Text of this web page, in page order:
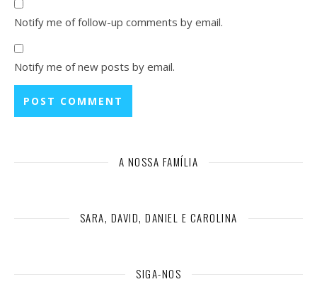
Notify me of follow-up comments by email.
Notify me of new posts by email.
A NOSSA FAMÍLIA
SARA, DAVID, DANIEL E CAROLINA
SIGA-NOS